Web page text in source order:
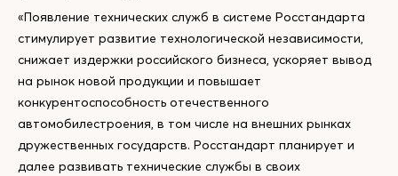
«Появление технических служб в системе Росстандарта
стимулирует развитие технологической независимости,
снижает издержки российского бизнеса, ускоряет вывод
на рынок новой продукции и повышает
конкурентоспособность отечественного
автомобилестроения, в том числе на внешних рынках
дружественных государств. Росстандарт планирует и
далее развивать технические службы в своих